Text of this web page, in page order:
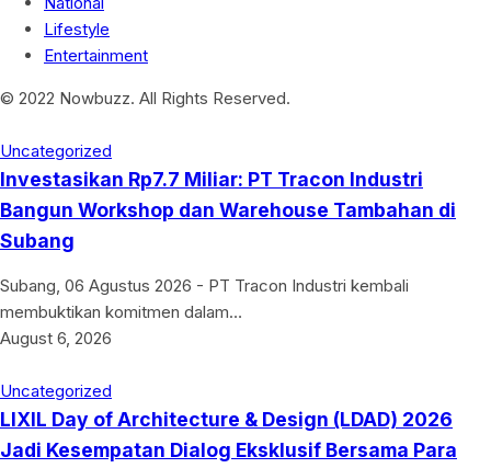
Lifestyle
Entertainment
© 2022 Nowbuzz. All Rights Reserved.
Uncategorized
Investasikan Rp7.7 Miliar: PT Tracon Industri
Bangun Workshop dan Warehouse Tambahan di
Subang
Subang, 06 Agustus 2026 - PT Tracon Industri kembali
membuktikan komitmen dalam…
August 6, 2026
Uncategorized
LIXIL Day of Architecture & Design (LDAD) 2026
Jadi Kesempatan Dialog Eksklusif Bersama Para